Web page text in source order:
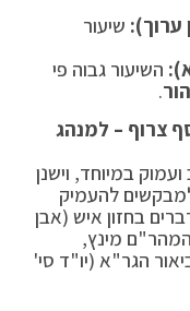
ערוך): שיעור
השיעור גבוה פי
.
זקוקים כסף צרוף – למנהג
במיוחד, וישנן
להעמיק
בחזון איש (אבן
מינץ,
הגר"א (יו"ד סי'